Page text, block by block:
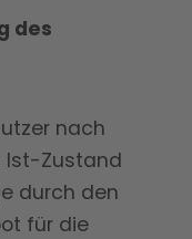
des
nach
Ist-Zustand
durch den
für die